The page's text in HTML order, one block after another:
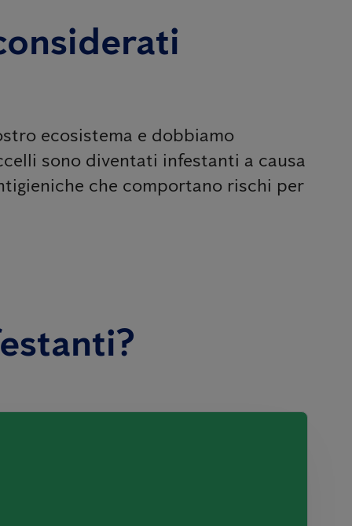
ecosistema e dobbiamo
sono diventati infestanti a causa
che comportano rischi per